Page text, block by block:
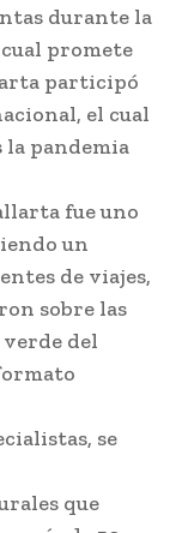
durante la
promete
participó
el cual
la pandemia
fue uno
un
de viajes,
sobre las
verde del
se
que